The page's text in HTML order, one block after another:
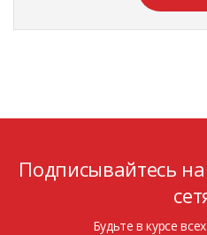
Подписывайтесь
Будьте в курсе